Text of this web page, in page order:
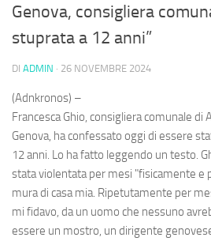
Genova, consigliera
stuprata a 12 anni”
DI ADMIN · 26 NOVEMBRE 2024
(Adnkronos) –
Francesca Ghio, consigliera comunale di
Genova, ha confessato oggi di essere
12 anni. Lo ha fatto leggendo un testo.
stata violentata per mesi "fisicamente e
mura di casa mia. Ripetutamente per
mi fidavo, da un uomo che nessuno
essere un mostro, un dirigente